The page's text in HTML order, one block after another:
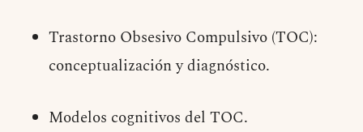
Trastorno Obsesivo Compulsivo (TOC):
conceptualización y diagnóstico.
Modelos cognitivos del TOC.